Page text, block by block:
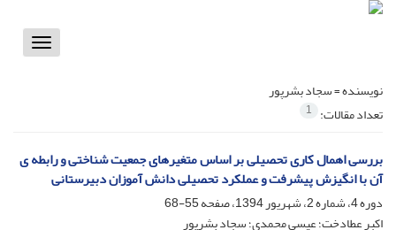
Toggle
نویسنده =سجاد بشرپور
تعداد مقالات: 1
بررسی اهمال کاری تحصیلی بر اساس متغیرهای جمعیت شناختی و رابطه ی
آن با انگیزش پیشرفت و عملکرد تحصیلی دانش آموزان دبیرستانی
دوره 4، شماره 2، شهریور 1394، صفحه
55-68
اکبر عطادخت؛ عیسی محمدی؛ سجاد بشرپور